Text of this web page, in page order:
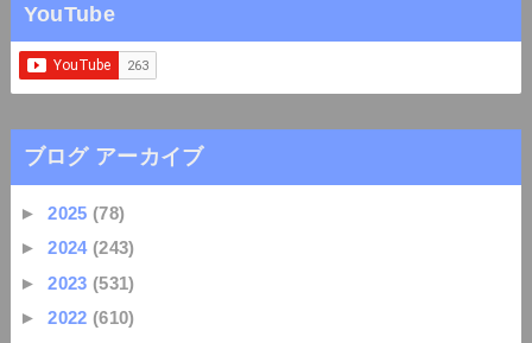
YouTube
ブログ アーカイブ
►2025 (78)
►2024 (243)
►2023 (531)
►2022 (610)